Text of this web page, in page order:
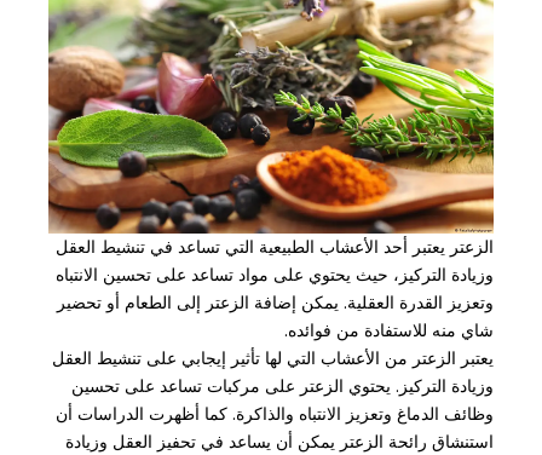
الزعتر يعتبر أحد الأعشاب الطبيعية التي تساعد في تنشيط العقل
وزيادة التركيز، حيث يحتوي على مواد تساعد على تحسين الانتباه
وتعزيز القدرة العقلية. يمكن إضافة الزعتر إلى الطعام أو تحضير
شاي منه للاستفادة من فوائده.
يعتبر الزعتر من الأعشاب التي لها تأثير إيجابي على تنشيط العقل
وزيادة التركيز. يحتوي الزعتر على مركبات تساعد على تحسين
وظائف الدماغ وتعزيز الانتباه والذاكرة. كما أظهرت الدراسات أن
استنشاق رائحة الزعتر يمكن أن يساعد في تحفيز العقل وزيادة